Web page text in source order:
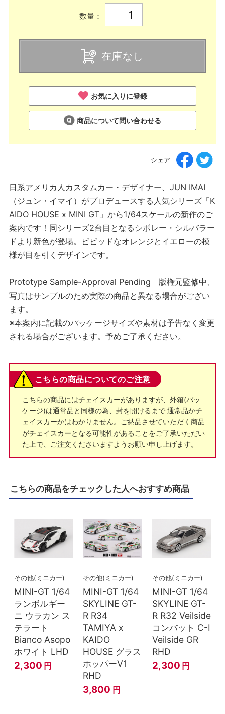
数量：
在庫なし
お気に入りに登録
商品について問い合わせる
シェア
日系アメリカ人カスタムカー・デザイナー、JUN IMAI
（ジュン・イマイ）がプロデュースする人気シリーズ「K
AIDO HOUSE x MINI GT」から1/64スケールの新作のご
案内です！同シリーズ2台目となるシボレー・シルバラー
ドより新色が登場。ビビッドなオレンジとイエローの模
様が目を引くデザインです。
Prototype Sample-Approval Pending 版権元監修中、
写真はサンプルのため実際の商品と異なる場合がござい
ます。
※本案内に記載のパッケージサイズや素材は予告なく変更
される場合がございます。予めご了承ください。
こちらの商品についてのご注意
こちらの商品にはチェイスカーがありますが、外箱(パッ
ケージ)は通常品と同様の為、封を開けるまで 通常品かチ
ェイスカーかはわかりません。ご納品させていただく商品
がチェイスカーとなる可能性があることをご了承いただい
た上で、ご注文くださいますようお願い申し上げます。
こちらの商品をチェックした人へおすすめ商品
その他(ミニカー)
MINI-GT 1/64
ランボルギー
ニ ウラカン ス
テラート
Bianco Asopo
ホワイト LHD
2,300 円
その他(ミニカー)
MINI-GT 1/64
SKYLINE GT-
R R34
TAMIYA x
KAIDO
HOUSE グラス
ホッパーV1
RHD
3,800 円
その他(ミニカー)
MINI-GT 1/64
SKYLINE GT-
R R32 Veilside
コンバット C-I
Veilside GR
RHD
2,300 円